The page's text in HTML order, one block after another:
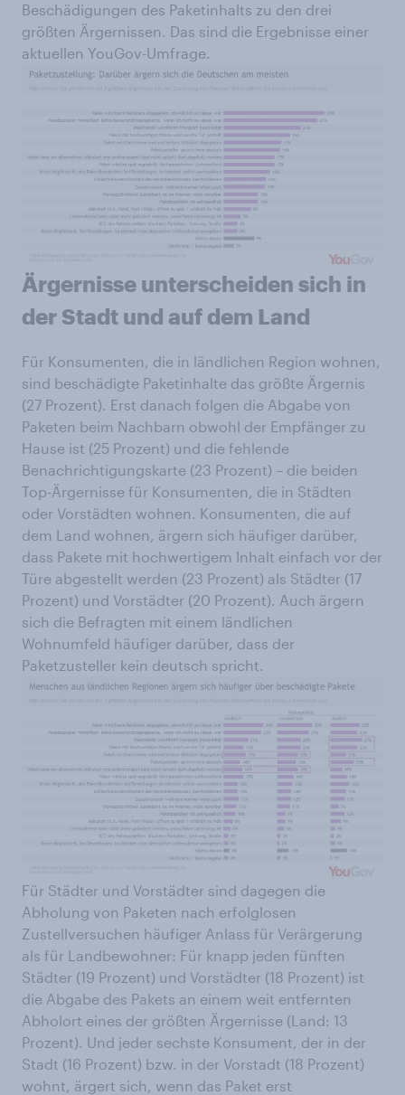
Beschädigungen des Paketinhalts zu den drei
größten Ärgernissen. Das sind die Ergebnisse einer
aktuellen YouGov-Umfrage.
Ärgernisse unterscheiden sich in
der Stadt und auf dem Land
Für Konsumenten, die in ländlichen Region wohnen,
sind beschädigte Paketinhalte das größte Ärgernis
(27 Prozent). Erst danach folgen die Abgabe von
Paketen beim Nachbarn obwohl der Empfänger zu
Hause ist (25 Prozent) und die fehlende
Benachrichtigungskarte (23 Prozent) – die beiden
Top-Ärgernisse für Konsumenten, die in Städten
oder Vorstädten wohnen. Konsumenten, die auf
dem Land wohnen, ärgern sich häufiger darüber,
dass Pakete mit hochwertigem Inhalt einfach vor der
Türe abgestellt werden (23 Prozent) als Städter (17
Prozent) und Vorstädter (20 Prozent). Auch ärgern
sich die Befragten mit einem ländlichen
Wohnumfeld häufiger darüber, dass der
Paketzusteller kein deutsch spricht.
Für Städter und Vorstädter sind dagegen die
Abholung von Paketen nach erfolglosen
Zustellversuchen häufiger Anlass für Verärgerung
als für Landbewohner: Für knapp jeden fünften
Städter (19 Prozent) und Vorstädter (18 Prozent) ist
die Abgabe des Pakets an einem weit entfernten
Abholort eines der größten Ärgernisse (Land: 13
Prozent). Und jeder sechste Konsument, der in der
Stadt (16 Prozent) bzw. in der Vorstadt (18 Prozent)
wohnt, ärgert sich, wenn das Paket erst